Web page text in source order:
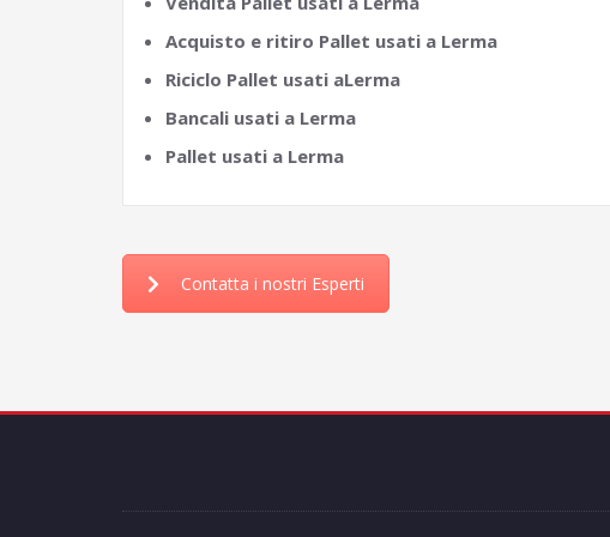
Acquisto e ritiro Pallet usati a Lerma
Riciclo Pallet usati aLerma
Bancali usati a Lerma
Pallet usati a Lerma
Contatta i nostri Esperti